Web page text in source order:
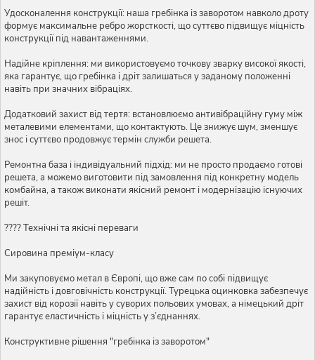
Удосконалення конструкції: наша гребінка із заворотом навколо дроту
формує максимальне ребро жорсткості, що суттєво підвищує міцність
конструкції під навантаженнями.
Надійне кріплення: ми використовуємо точкову зварку високої якості,
яка гарантує, що гребінка і дріт залишаться у заданому положенні
навіть при значних вібраціях.
Додатковий захист від тертя: встановлюємо антивібраційну гуму між
металевими елементами, що контактують. Це знижує шум, зменшує
знос і суттєво продовжує термін служби решета.
Ремонтна база і індивідуальний підхід: ми не просто продаємо готові
решета, а можемо виготовити під замовлення під конкретну модель
комбайна, а також виконати якісний ремонт і модернізацію існуючих
решіт.
???? Технічні та якісні переваги
Сировина преміум-класу
Ми закуповуємо метал в Європі, що вже сам по собі підвищує
надійність і довговічність конструкції. Турецька оцинковка забезпечує
захист від корозії навіть у суворих польових умовах, а німецький дріт
гарантує еластичність і міцність у з’єднаннях.
Конструктивне рішення "гребінка із заворотом"